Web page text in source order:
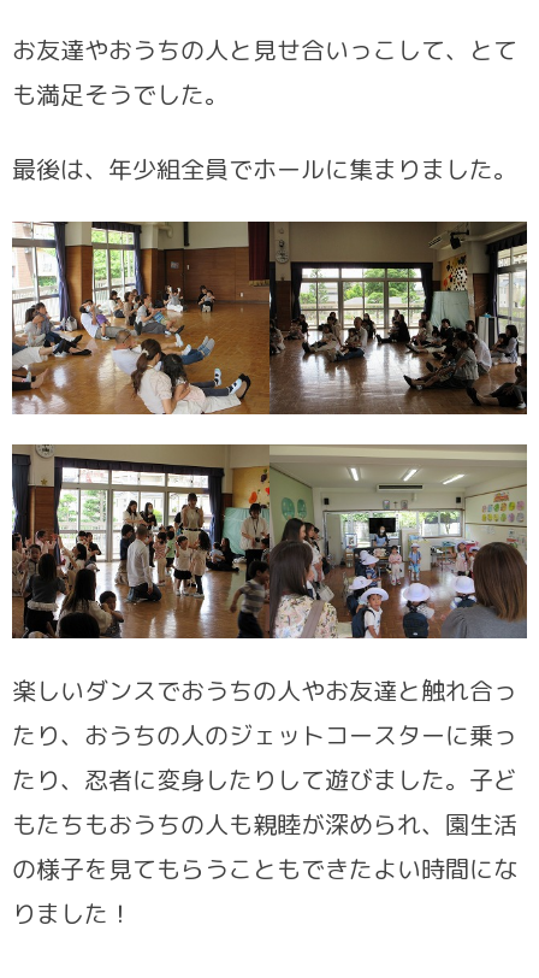
お友達やおうちの人と見せ合いっこして、とて
も満足そうでした。
最後は、年少組全員でホールに集まりました。
楽しいダンスでおうちの人やお友達と触れ合っ
たり、おうちの人のジェットコースターに乗っ
たり、忍者に変身したりして遊びました。子ど
もたちもおうちの人も親睦が深められ、園生活
の様子を見てもらうこともできたよい時間にな
りました！